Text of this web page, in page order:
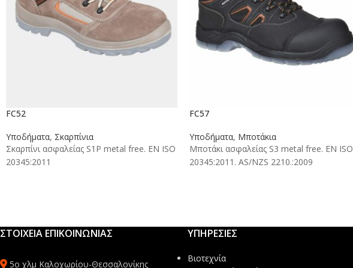
FC52
Υποδήματα, Σκαρπίνια
Σκαρπίνι ασφαλείας S1P metal free. EN ISO
20345:2011
FC57
Υποδήματα, Μποτάκια
Μποτάκι ασφαλείας S3 metal free. EN ISO
20345:2011. AS/NZS 2210.:2009
ΣΤΟΙΧΕΙΑ ΕΠΙΚΟΙΝΩΝΙΑΣ
5ο χλμ Καλοχωρίου-Θεσσαλονίκης
ΥΠΗΡΕΣΙΕΣ
Βιοτεχνία